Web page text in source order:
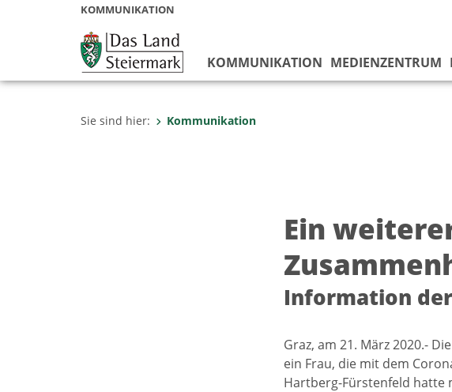
KOMMUNIKATION
KOMMUNIKATION MEDIENZENTRUM
Sie sind hier: Kommunikation
Ein
Information
Graz, am 21. März 2020.-
ein Frau, die mit dem
Hartberg-Fürstenfeld hatte